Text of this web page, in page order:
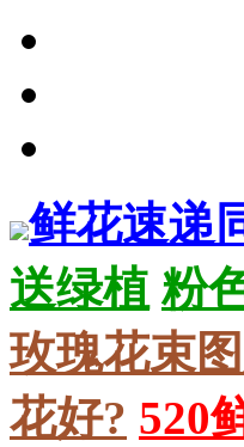
鲜花速递
送绿植 粉
玫瑰花束
花好? 520